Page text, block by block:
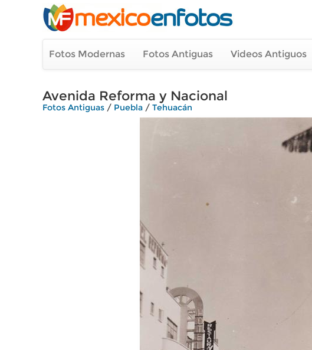
Fotos Modernas Fotos Antiguas Videos Antiguos
Avenida Reforma y Nacional
Fotos Antiguas / Puebla / Tehuacán